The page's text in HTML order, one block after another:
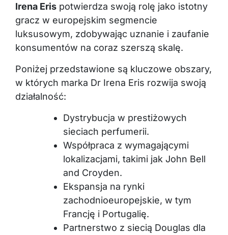
Irena Eris potwierdza swoją rolę jako istotny
gracz w europejskim segmencie
luksusowym, zdobywając uznanie i zaufanie
konsumentów na coraz szerszą skalę.
Poniżej przedstawione są kluczowe obszary,
w których marka Dr Irena Eris rozwija swoją
działalność:
Dystrybucja w prestiżowych
sieciach perfumerii.
Współpraca z wymagającymi
lokalizacjami, takimi jak John Bell
and Croyden.
Ekspansja na rynki
zachodnioeuropejskie, w tym
Francję i Portugalię.
Partnerstwo z siecią Douglas dla